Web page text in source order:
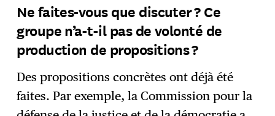
Ne faites-vous que discuter ? Ce
groupe n’a-t-il pas de volonté de
production de propositions ?
Des propositions concrètes ont déjà été
faites. Par exemple, la Commission pour la